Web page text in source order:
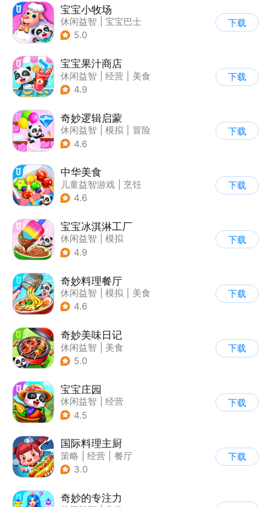
宝宝小牧场
休闲益智
宝宝巴士
| 学习教育
5.0
下载
宝宝果汁商店
休闲益智 经营
美食
| 宝宝巴士
4.9
下载
奇妙逻辑启蒙
休闲益智 模拟
冒险
| 宝宝巴士
4.6
下载
中华美食
儿童益智游戏
烹饪
4.6
下载
宝宝冰淇淋工厂
休闲益智
模拟
| 宝宝巴士
4.9
下载
奇妙料理餐厅
休闲益智 模拟
美食
| 宝宝巴士
4.6
下载
奇妙美味日记
休闲益智
美食
| 宝宝巴士
5.0
下载
宝宝庄园
休闲益智
经营
| 田园生活
4.5
下载
国际料理主厨
策略 经营
餐厅
| 学习教育
3.0
下载
奇妙的专注力